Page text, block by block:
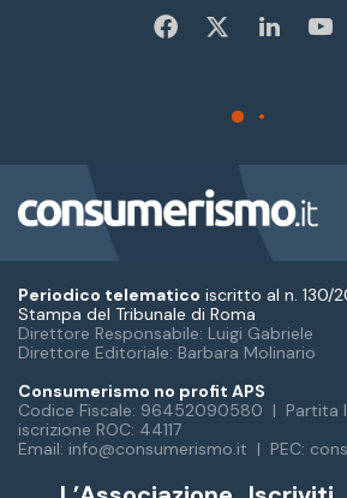
Periodico telematico iscritto al n. 130/
Stampa del Tribunale di Roma
Direttore Responsabile: Luigi Gabriele
Direttore Editoriale: Barbara Molinario
Consumerismo no profit APS
Codice Fiscale: 96452090580 | Partita
iscrizione ROC: 44117
Email: info@consumerismo.it | PEC: